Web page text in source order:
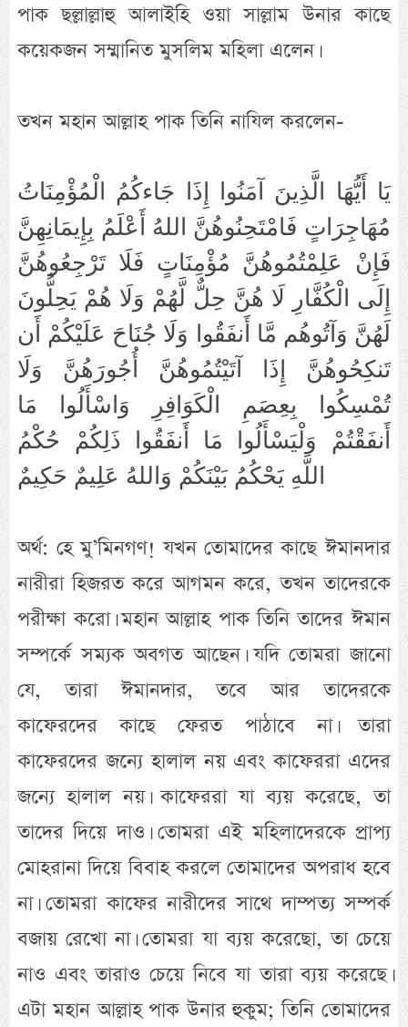
পাক ছল্লাল্লাহু আলাইহি ওয়া সাল্লাম উনার কাছে
কয়েকজন সম্মানিত মুসলিম মহিলা এলেন।
তখন মহান আল্লাহ পাক তিনি নাযিল করলেন-
‏يَا أَيُّهَا الَّذِينَ آمَنُوا إِذَا جَاءكُمُ الْمُؤْمِنَاتُ
مُهَاجِرَاتٍ فَامْتَحِنُوهُنَّ اللهُ أَعْلَمُ بِإِيمَانِهِنَّ
فَإِنْ عَلِمْتُمُوهُنَّ مُؤْمِنَاتٍ فَلَا تَرْجِعُوهُنَّ
إِلَى الْكُفَّارِ لَا هُنَّ حِلٌّ لَّهُمْ وَلَا هُمْ يَحِلُّونَ
لَهُنَّ وَآتُوهُم مَّا أَنفَقُوا وَلَا جُنَاحَ عَلَيْكُمْ أَن
تَنكِحُوهُنَّ إِذَا آتَيْتُمُوهُنَّ أُجُورَهُنَّ وَلَا
تُمْسِكُوا بِعِصَمِ الْكَوَافِرِ وَاسْأَلُوا مَا
أَنفَقْتُمْ وَلْيَسْأَلُوا مَا أَنفَقُوا ذَلِكُمْ حُكْمُ
اللَّهِ يَحْكُمُ بَيْنَكُمْ وَاللهُ عَلِيمٌ حَكِيمٌ
অর্থ: হে মু’মিনগণ! যখন তোমাদের কাছে ঈমানদার
নারীরা হিজরত করে আগমন করে, তখন তাদেরকে
পরীক্ষা করো। মহান আল্লাহ পাক তিনি তাদের ঈমান
সম্পর্কে সম্যক অবগত আছেন। যদি তোমরা জানো
যে, তারা ঈমানদার, তবে আর তাদেরকে
কাফেরদের কাছে ফেরত পাঠাবে না। তারা
কাফেরদের জন্যে হালাল নয় এবং কাফেররা এদের
জন্যে হালাল নয়। কাফেররা যা ব্যয় করেছে, তা
তাদের দিয়ে দাও। তোমরা এই মহিলাদেরকে প্রাপ্য
মোহরানা দিয়ে বিবাহ করলে তোমাদের অপরাধ হবে
না। তোমরা কাফের নারীদের সাথে দাম্পত্য সম্পর্ক
বজায় রেখো না। তোমরা যা ব্যয় করেছো, তা চেয়ে
নাও এবং তারাও চেয়ে নিবে যা তারা ব্যয় করেছে।
এটা মহান আল্লাহ পাক উনার হুকুম; তিনি তোমাদের